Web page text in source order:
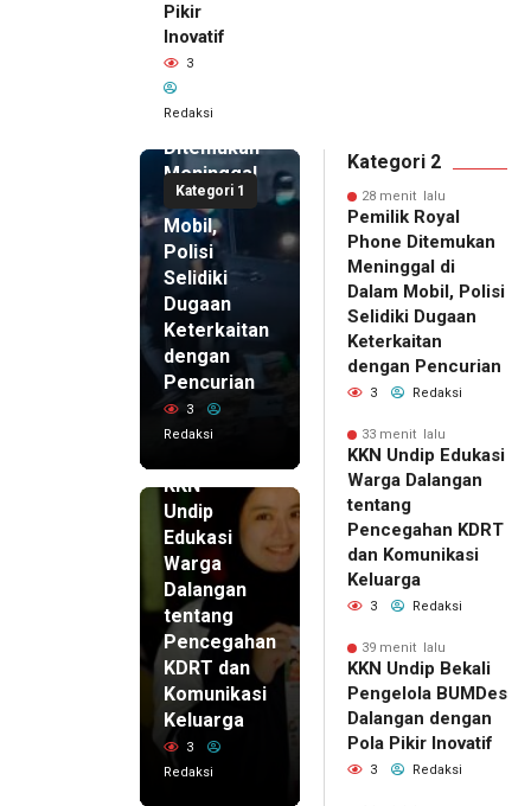
Pikir
Inovatif
3
Redaksi
Kategori 1
28 menit
Pemilik
Royal
Phone
Ditemukan
Meninggal
di Dalam
Mobil,
Polisi
Selidiki
Dugaan
Keterkaitan
dengan
Pencurian
3
Redaksi
KKN
Undip
Edukasi
Warga
Dalangan
tentang
Pencegahan
KDRT dan
Komunikasi
Keluarga
3
Redaksi
Kategori 2
28 menit lalu
Pemilik Royal
Phone Ditemukan
Meninggal di
Dalam Mobil, Polisi
Selidiki Dugaan
Keterkaitan
dengan Pencurian
3 Redaksi
33 menit lalu
KKN Undip Edukasi
Warga Dalangan
tentang
Pencegahan KDRT
dan Komunikasi
Keluarga
3 Redaksi
39 menit lalu
KKN Undip Bekali
Pengelola BUMDes
Dalangan dengan
Pola Pikir Inovatif
3 Redaksi